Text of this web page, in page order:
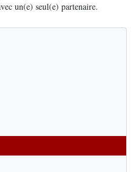
un(e) seul(e) partenaire.